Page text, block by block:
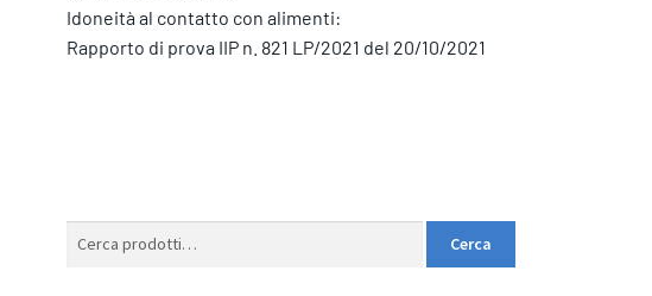
Idoneità al contatto con alimenti:
Rapporto di prova IIP n. 821 LP/2021 del 20/10/2021
Cerca